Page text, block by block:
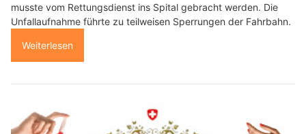
musste vom Rettungsdienst ins Spital gebracht werden. Die
Unfallaufnahme führte zu teilweisen Sperrungen der Fahrbahn.
Weiterlesen